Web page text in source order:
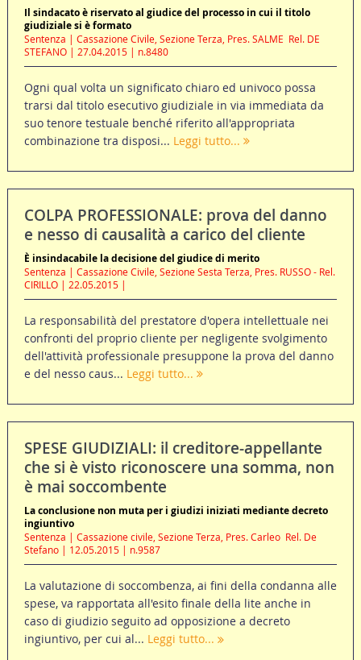
Il sindacato è riservato al giudice del processo in cui il titolo
giudiziale si è formato
Sentenza | Cassazione Civile, Sezione Terza, Pres. SALME  Rel. DE
STEFANO | 27.04.2015 | n.8480
Ogni qual volta un significato chiaro ed univoco possa
trarsi dal titolo esecutivo giudiziale in via immediata da
suo tenore testuale benché riferito all'appropriata
combinazione tra disposi... Leggi tutto...
COLPA PROFESSIONALE: prova del danno
e nesso di causalità a carico del cliente
È insindacabile la decisione del giudice di merito
Sentenza | Cassazione Civile, Sezione Sesta Terza, Pres. RUSSO - Rel.
CIRILLO | 22.05.2015 |
La responsabilità del prestatore d'opera intellettuale nei
confronti del proprio cliente per negligente svolgimento
dell'attività professionale presuppone la prova del danno
e del nesso caus... Leggi tutto...
SPESE GIUDIZIALI: il creditore-appellante
che si è visto riconoscere una somma, non
è mai soccombente
La conclusione non muta per i giudizi iniziati mediante decreto
ingiuntivo
Sentenza | Cassazione civile, Sezione Terza, Pres. Carleo  Rel. De
Stefano | 12.05.2015 | n.9587
La valutazione di soccombenza, ai fini della condanna alle
spese, va rapportata all'esito finale della lite anche in
caso di giudizio seguito ad opposizione a decreto
ingiuntivo, per cui al... Leggi tutto...